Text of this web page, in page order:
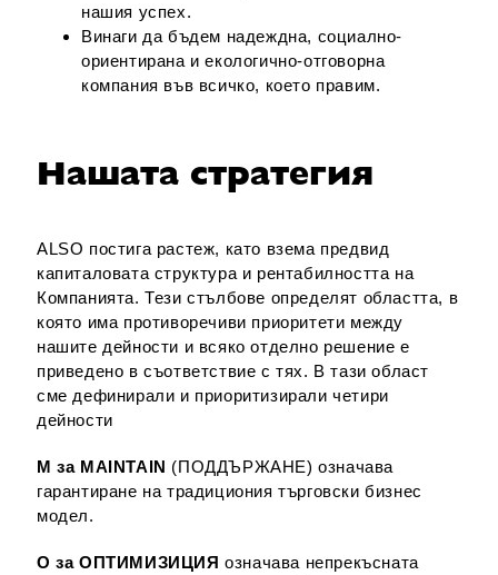
нашия успех.
Винаги да бъдем надеждна, социално-
ориентирана и екологично-отговорна
компания във всичко, което правим.
Нашата стратегия
ALSO постига растеж, като взема предвид
капиталовата структура и рентабилността на
Компанията. Тези стълбове определят областта, в
която има противоречиви приоритети между
нашите дейности и всяко отделно решение е
приведено в съответствие с тях. В тази област
сме дефинирали и приоритизирали четири
дейности
М за MAINTAIN (ПОДДЪРЖАНЕ) означава
гарантиране на традициония търговски бизнес
модел.
O за ОПТИМИЗИЦИЯ означава непрекъсната